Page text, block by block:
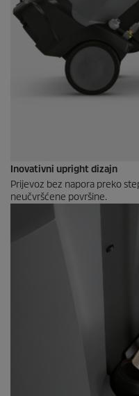
Inovativni upright dizajn
Prijevoz bez napora preko
neučvršćene površine.